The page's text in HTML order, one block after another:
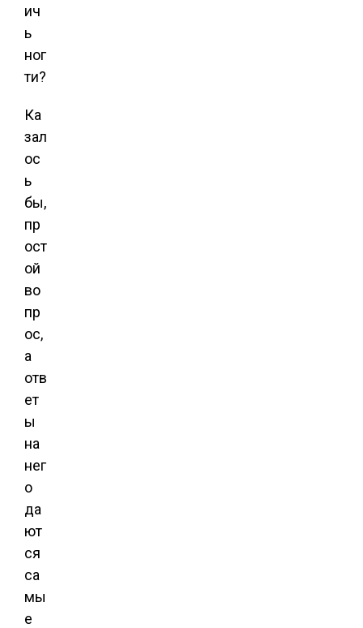
Ка
зал
ос
ь
бы,
пр
ост
ой
во
пр
ос,
а
отв
ет
ы
на
нег
о
да
ют
ся
са
мы
е